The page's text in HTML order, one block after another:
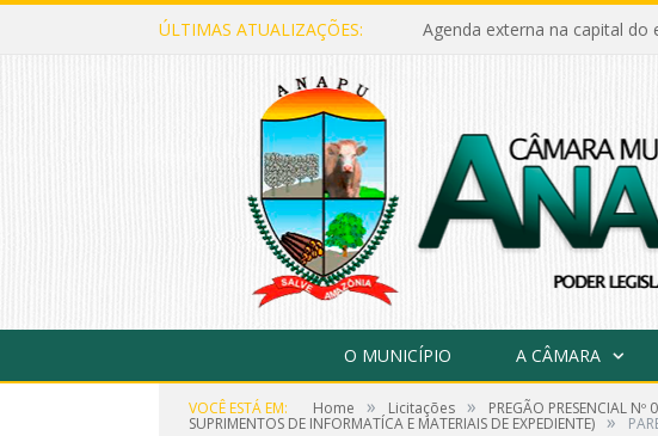
ÚLTIMAS ATUALIZAÇÕES: Agenda externa na capital do
O MUNICÍPIO A CÂMARA
VOCÊ ESTÁ EM: Home » Licitações » PREGÃO PRESENCIAL
SUPRIMENTOS DE INFORMATÍCA E MATERIAIS DE EXPEDIENTE) »